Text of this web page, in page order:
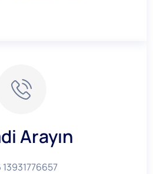
Arayın
13931776657